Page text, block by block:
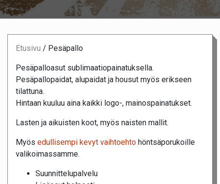
Etusivu / Pesäpallo
Pesäpalloasut sublimaatiopainatuksella.
Pesäpallopaidat, alupaidat ja housut myös erikseen
tilattuna.
Hintaan kuuluu aina kaikki logo-, mainospainatukset.
Lasten ja aikuisten koot, myös naisten mallit.
Myös edullisempi kevyt vaihtoehto höntsäporukoille
valikoimassamme.
Suunnittelupalvelu